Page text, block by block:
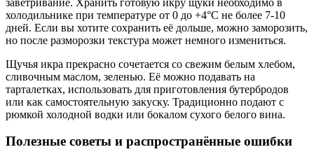
холодильнике при температуре от 0 до +4°C не более 7-10
дней. Если вы хотите сохранить её дольше, можно заморозить,
но после разморозки текстура может немного измениться.
Щучья икра прекрасно сочетается со свежим белым хлебом,
сливочным маслом, зеленью. Её можно подавать на
тарталетках, использовать для приготовления бутербродов
или как самостоятельную закуску. Традиционно подают с
рюмкой холодной водки или бокалом сухого белого вина.
Полезные советы и распространённые ошибки